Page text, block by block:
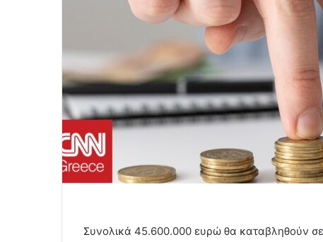
Συνολικά 45.600.000 ευρώ θα καταβληθούν σε